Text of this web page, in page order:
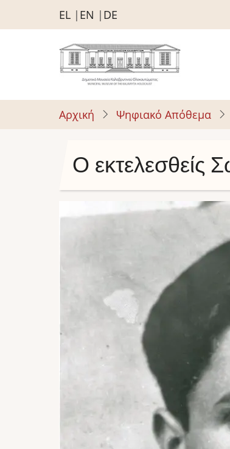
Παράκαμψη
προς
περιεχόμενο
EL EN DE
Αρχική Ψηφιακό Απόθεμα
Ο εκτελεσθείς